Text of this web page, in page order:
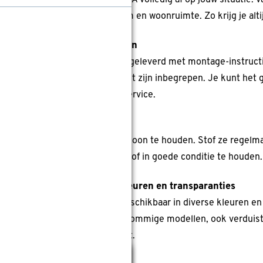
wat het beste past bij je raam en woonruimte. Zo krijg je
monteren of laten installeren
plisségordijn wordt compleet geleverd met montage-
dat schroeven en pluggen niet zijn inbegrepen. Je kunt het
via de GAMMA montageservice.
zijn eenvoudig schoon te houden. Stof ze
om de stof in goede conditie te houden.
in verschillende kleuren en transparanties
zijn bij GAMMA beschikbaar in diverse kleuren
varianten of, bij sommige modellen, ook
interieur en lichtwens past.